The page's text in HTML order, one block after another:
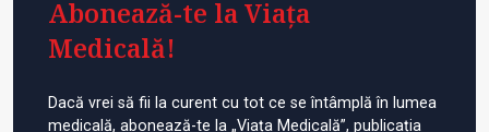
Abonează-te la Viața
Medicală!
Dacă vrei să fii la curent cu tot ce se întâmplă în lumea
medicală, abonează-te la „Viața Medicală”, publicația